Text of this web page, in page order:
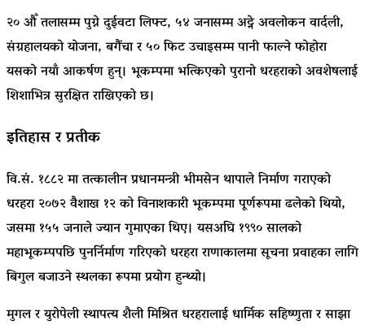
२० औँ तलासम्म पुग्ने दुईवटा लिफ्ट, ५४ जनासम्म अट्ने अवलोकन वार्दली,
संग्रहालयको योजना, बगैंचा र ५० फिट उचाइसम्म पानी फाल्ने फोहोरा
यसको नयाँ आकर्षण हुन्। भूकम्पमा भत्किएको पुरानो धरहराको अवशेषलाई
शिशाभित्र सुरक्षित राखिएको छ।
इतिहास र प्रतीक
वि.सं. १८८२ मा तत्कालीन प्रधानमन्त्रीभीमसेन थापाले निर्माण गराएको
धरहरा २०७२ वैशाख १२ को विनाशकारी भूकम्पमा पूर्णरूपमा ढलेको थियो,
जसमा १५५ जनाले ज्यान गुमाएका थिए। यसअघि १९९० सालको
महाभूकम्पपछि पुनर्निर्माण गरिएको धरहरा राणाकालमा सूचना प्रवाहका लागि
बिगुल बजाउने स्थलका रूपमा प्रयोग हुन्थ्यो।
मुगल र युरोपेली स्थापत्य शैली मिश्रित धरहरालाई धार्मिक सहिष्णुता र साझा